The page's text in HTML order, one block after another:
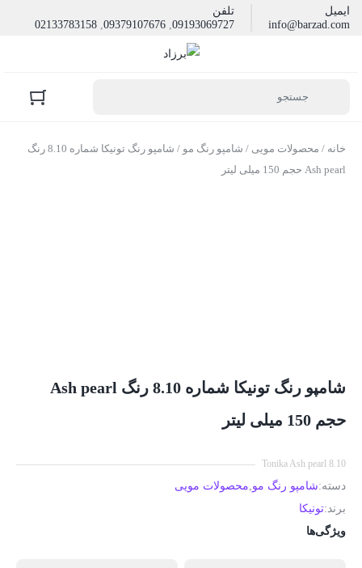
ایمیل
info@barzad.com
تلفن
09193069727
,
09379107676
,
02133783158
خانه / محصولات مویی / شامپو رنگ مو
/ شامپو رنگ تونیکا شماره 8.10 رنگ
Ash pearl حجم 150 میلی لیتر
شامپو رنگ تونیکا شماره 8.10 رنگ Ash pearl
حجم 150 میلی لیتر
Tonika Ash pearl 8.10
دسته:شامپو رنگ مو محصولات مویی
برند:تونیکا
ویژگی‌ها